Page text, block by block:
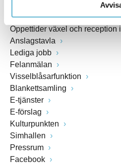
Öppettider växel och reception
Anslagstavla
Lediga jobb
Felanmälan
Visselblåsarfunktion
Blankettsamling
E-tjänster
E-förslag
Kulturpunkten
Simhallen
Pressrum
Facebook